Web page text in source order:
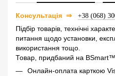
Консультація ⇒ +38 (068)
Підбір товарів, технічні
питання щодо установки,
використання тощо.
Товар, придбаний на
Онлайн-оплата карткою